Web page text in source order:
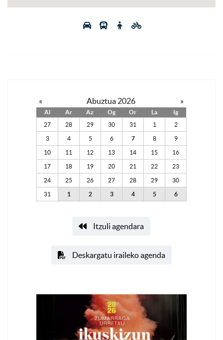
« Abuztua 2026 »
Al Ar Az Og Or La
Ig
27
28 29 30 31 1 2
3 4 5 6 7 8 9
10 11 12 13 14 15 16
17 18 19 20 21 22 23
24 25 26 27 28 29 30
31 1 2 3 4 5 6
Itzuli agendara
Deskargatu iraileko agenda